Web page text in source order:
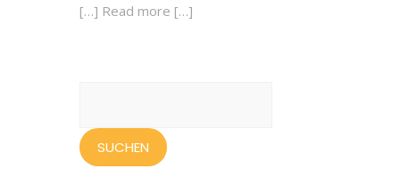
[…] Read more […]